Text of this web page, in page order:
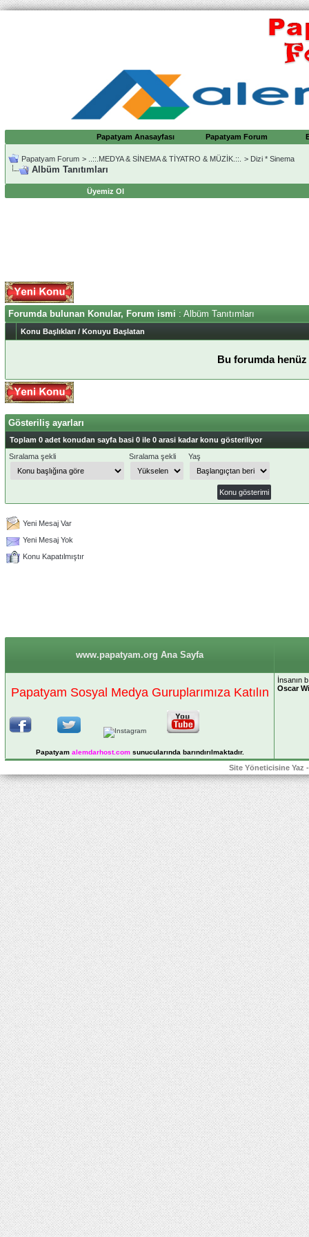
Papatyam Anasayfası Papatyam Forum
Papatyam Forum > ..::.MEDYA & SİNEMA & TİYATRO & MÜZİK.::. > Dizi * Sinema
Albüm Tanıtımları
Üyemiz Ol
Forumda bulunan Konular, Forum ismi : Albüm Tanıtımları
Konu Başlıkları / Konuyu Başlatan
Bu forumda
Gösteriliş ayarları
Toplam 0 adet konudan sayfa basi 0 ile 0 arasi kadar konu gösteriliyor
Sıralama şekli
Sıralama şekli Yaş
Yeni Mesaj Var
Yeni Mesaj Yok
Konu Kapatılmıştır
www.papatyam.org Ana Sayfa
Papatyam Sosyal Medya Guruplarımıza Katılın
Papatyam alemdarhost.comsunucularında barındırılmaktadır.
İnsanın
Oscar
Site Yöneticisine Yaz